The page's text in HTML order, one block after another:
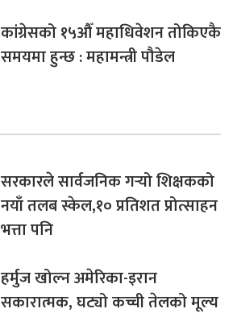
कांग्रेसको १५औँ महाधिवेशन तोकिएकै
समयमा हुन्छ : महामन्त्री पौडेल
सरकारले सार्वजनिक गर्‍यो शिक्षकको
नयाँ तलब स्केल,१० प्रतिशत प्रोत्साहन
भत्ता पनि
हर्मुज खोल्न अमेरिका-इरान
सकारात्मक, घट्यो कच्ची तेलको मूल्य